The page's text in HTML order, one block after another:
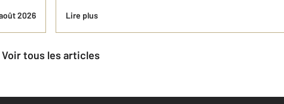
2026 Lire plus
Voir tous les articles